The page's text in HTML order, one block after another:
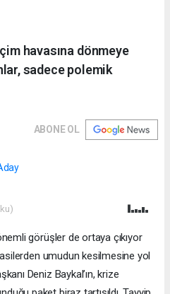
havasına dönmeye
sadece polemik
ABONE OL
görüşler de ortaya çıkıyor
umudun kesilmesine yol
Deniz Baykal’ın, krize